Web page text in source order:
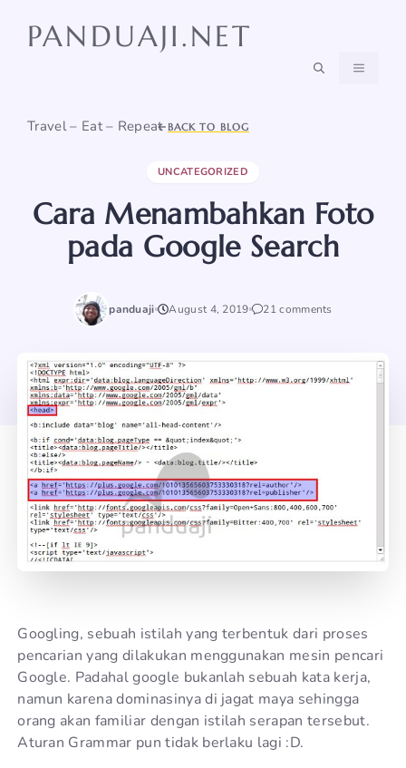
PANDUAJI.NET
Travel – Eat – Repeat
MENU
BACK TO BLOG
UNCATEGORIZED
Cara Menambahkan Foto
pada Google Search
panduaji August 4, 2019 21 comments
Googling, sebuah istilah yang terbentuk dari proses
pencarian yang dilakukan menggunakan mesin pencari
Google. Padahal google bukanlah sebuah kata kerja,
namun karena dominasinya di jagat maya sehingga
orang akan familiar dengan istilah serapan tersebut.
Aturan Grammar pun tidak berlaku lagi :D.